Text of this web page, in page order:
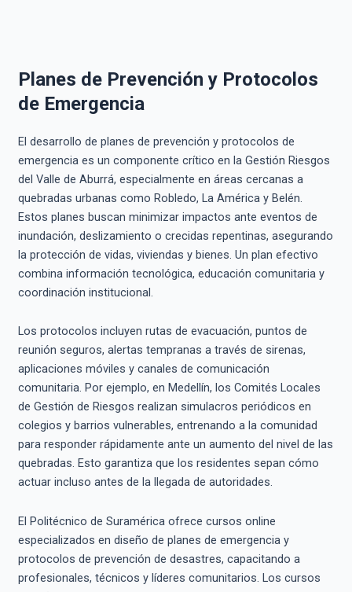
Planes de Prevención y Protocolos
de Emergencia
El desarrollo de planes de prevención y protocolos de
emergencia es un componente crítico en la Gestión Riesgos
del Valle de Aburrá, especialmente en áreas cercanas a
quebradas urbanas como Robledo, La América y Belén.
Estos planes buscan minimizar impactos ante eventos de
inundación, deslizamiento o crecidas repentinas, asegurando
la protección de vidas, viviendas y bienes. Un plan efectivo
combina información tecnológica, educación comunitaria y
coordinación institucional.
Los protocolos incluyen rutas de evacuación, puntos de
reunión seguros, alertas tempranas a través de sirenas,
aplicaciones móviles y canales de comunicación
comunitaria. Por ejemplo, en Medellín, los Comités Locales
de Gestión de Riesgos realizan simulacros periódicos en
colegios y barrios vulnerables, entrenando a la comunidad
para responder rápidamente ante un aumento del nivel de las
quebradas. Esto garantiza que los residentes sepan cómo
actuar incluso antes de la llegada de autoridades.
El Politécnico de Suramérica ofrece cursos online
especializados en diseño de planes de emergencia y
protocolos de prevención de desastres, capacitando a
profesionales, técnicos y líderes comunitarios. Los cursos